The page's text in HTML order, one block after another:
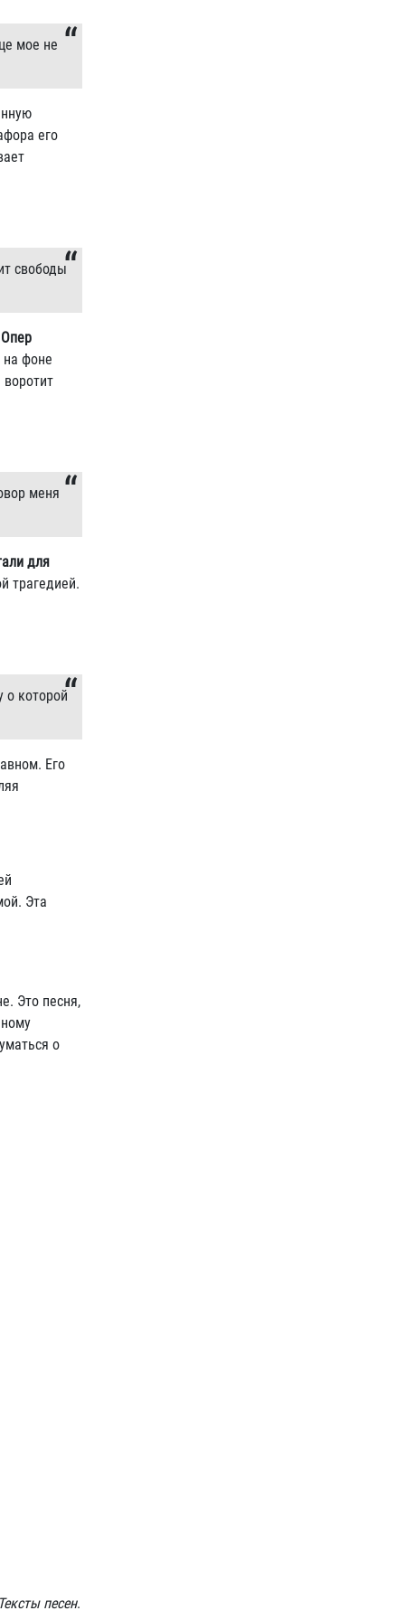
мое не
его
свободы
Опер
на фоне
меня
для
трагедией.
о которой
Его
Эта
Это песня,
о
Тексты песен.